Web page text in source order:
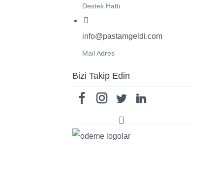
Destek Hattı
info@pastamgeldi.com
Mail Adres
Bizi Takip Edin